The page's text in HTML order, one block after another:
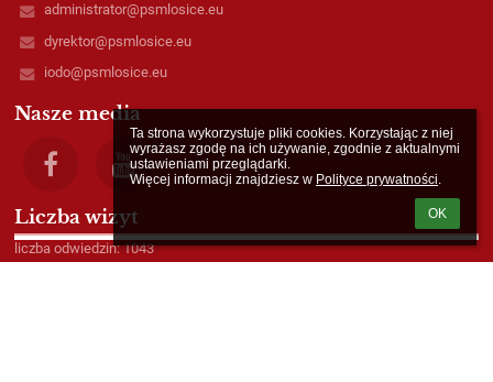
Ta strona wykorzystuje pliki cookies. Korzystając z niej
wyrażasz zgodę na ich używanie, zgodnie z aktualnymi
ustawieniami przeglądarki.
Więcej informacji znajdziesz w Polityce prywatności.
OK
administrator@psmlosice.eu
dyrektor@psmlosice.eu
iodo@psmlosice.eu
Nasze media
Liczba wizyt
liczba odwiedzin: 1043